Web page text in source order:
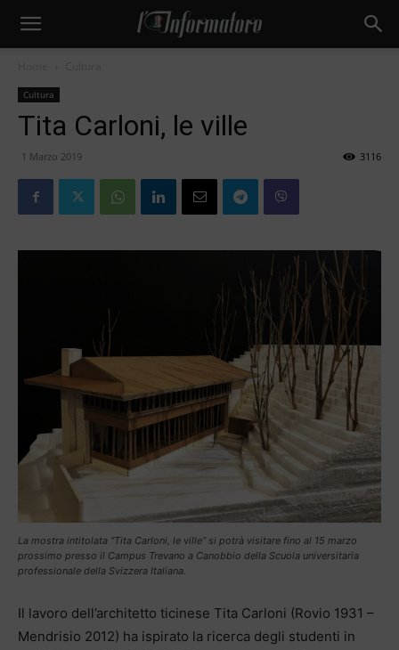
Cultura
Tita Carloni, le ville
1 Marzo 2019 3116
La mostra intitolata “Tita Carloni, le ville” si potrà visitare fino al 15 marzo
prossimo presso il Campus Trevano a Canobbio della Scuola universitaria
professionale della Svizzera Italiana.
Il lavoro dell’architetto ticinese Tita Carloni (Rovio 1931 –
Mendrisio 2012) ha ispirato la ricerca degli studenti in